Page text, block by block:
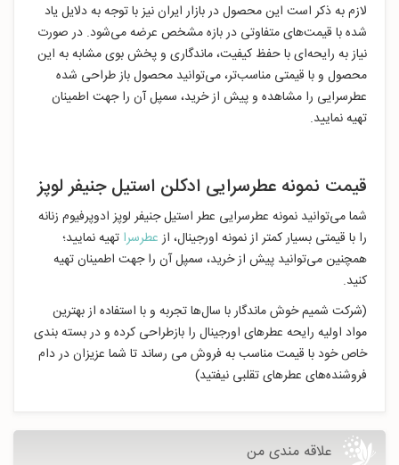
لازم به ذکر است این محصول در بازار ایران نیز با توجه به دلایل یاد
شده با قیمت‌های متفاوتی در بازه مشخص عرضه می‌شود. در صورت
نیاز به رایحه‌ای با حفظ کیفیت، ماندگاری و پخش بوی مشابه به این
محصول و با قیمتی مناسب‌تر، می‌توانید محصول باز طراحی شده
عطرسرایی را مشاهده و پیش از خرید، سمپل آن را جهت اطمینان
تهیه نمایید.
قیمت نمونه عطرسرایی ادکلن استیل جنیفر لوپز
شما می‌توانید نمونه عطرسرایی عطر استیل جنیفر لوپز ادوپرفیوم زنانه
را با قیمتی بسیار کمتر از نمونه اورجینال، ازعطرسرا تهیه نمایید؛
همچنین می‌توانید پیش از خرید، سمپل آن را جهت اطمینان تهیه
کنید.
(شرکت شمیم خوش ماندگار با سال‌ها تجربه و با استفاده از بهترین
مواد اولیه رایحه عطرهای اورجینال را بازطراحی کرده و در بسته بندی
خاص خود با قیمت مناسب به فروش می رساند تا شما عزیزان در دام
فروشنده‌های عطرهای تقلبی نیفتید)
علاقه مندی من